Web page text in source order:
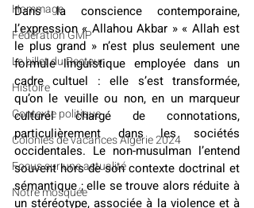
Hommage
Fédération GMP
Le billet du Recteur
Histoire
Contexte politique
Colonies de vacances Algérie 2024
​​Focus sur une actualité
Notre mosquée
Dans la conscience contemporaine,
l’expression « Allahou Akbar » « Allah est
le plus grand » n’est plus seulement une
formule linguistique employée dans un
cadre cultuel : elle s’est transformée,
qu’on le veuille ou non, en un marqueur
culturel chargé de connotations,
particulièrement dans les sociétés
occidentales. Le non-musulman l’entend
souvent hors de son contexte doctrinal et
sémantique ; elle se trouve alors réduite à
un stéréotype, associée à la violence et à